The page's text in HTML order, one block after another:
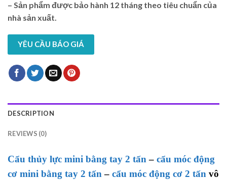
– Sản phẩm được bảo hành 12 tháng theo tiêu chuẩn của
nhà sản xuất.
YÊU CẦU BÁO GIÁ
DESCRIPTION
REVIEWS (0)
Cẩu thủy lực mini bằng tay 2 tấn– cẩu móc động
cơ mini bằng tay 2 tấn – cẩu móc động cơ 2 tấn vô